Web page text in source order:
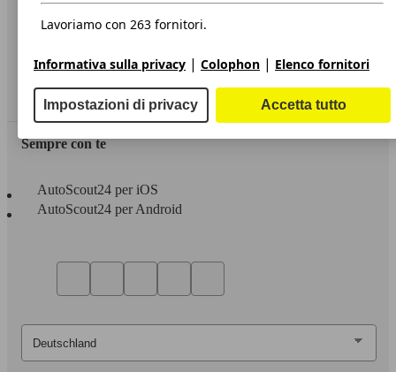
Dichiarazione di Accessibilità
Servizi
Area rivenditori
Sempre con te
AutoScout24 per iOS
AutoScout24 per Android
Lavoriamo con 263 fornitori.
Informativa sulla privacy | Colophon | Elenco fornitori
Impostazioni di privacy Accetta tutto